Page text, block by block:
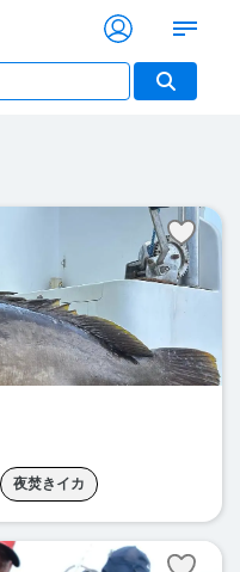
夜焚きイカ